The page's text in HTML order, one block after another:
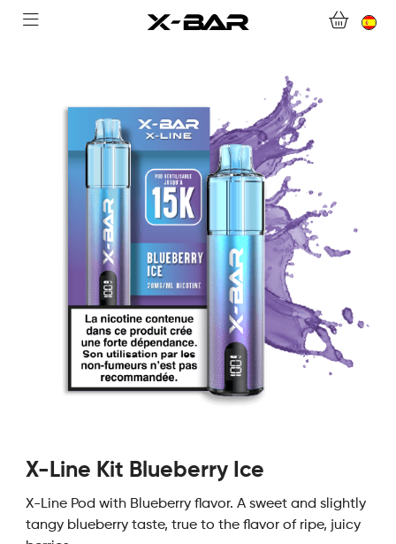
ABONNEMENTS
COLLECTIONS
CONTACTA CON NOSOTROS
PREGUNTAS MÁS FRECUENTES
CONVIÉRTASE EN UN MAYORISTA DE X-BAR
MI CUENTA
X-Line Kit Blueberry Ice
X-Line Pod with Blueberry flavor. A sweet and slightly
tangy blueberry taste, true to the flavor of ripe, juicy